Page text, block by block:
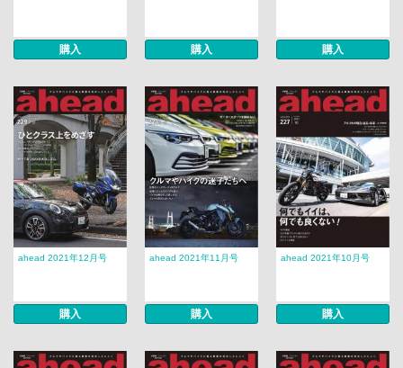
購入 購入 購入
ahead 2021年12月号
購入
ahead 2021年11月号
購入
ahead 2021年10月号
購入